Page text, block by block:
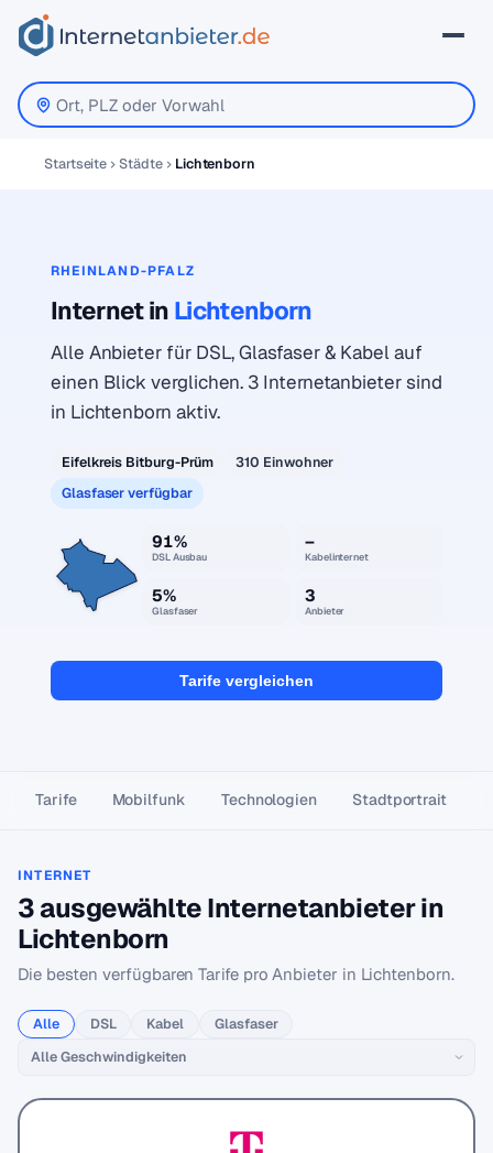
Startseite Städte Lichtenborn
RHEINLAND-PFALZ
Internet in Lichtenborn
Alle Anbieter für DSL, Glasfaser & Kabel auf
einen Blick verglichen. 3 Internetanbieter sind
in Lichtenborn aktiv.
Eifelkreis Bitburg-Prüm
310 Einwohner
Glasfaser verfügbar
91%
DSL Ausbau
–
Kabelinternet
5%
Glasfaser
3
Anbieter
Tarife vergleichen
Tarife Mobilfunk Technologien Stadtportrait
INTERNET
3 ausgewählte Internetanbieter in
Lichtenborn
Die besten verfügbaren Tarife pro Anbieter in Lichtenborn.
Alle DSL Kabel Glasfaser